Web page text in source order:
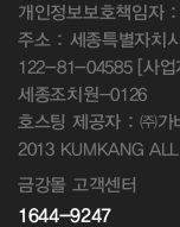
개인정보보호책임자
주소 : 세종특별자치
122-81-04585 [사업
세종조치원-0126
호스팅 제공자 : ㈜가
2013 KUMKANG
금강몰 고객센터
1644-9247